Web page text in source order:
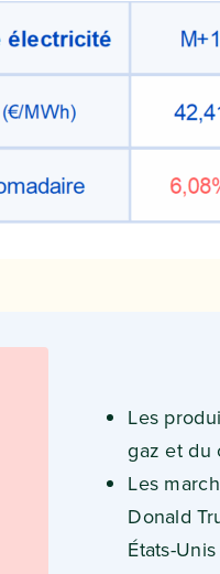
Les
gaz et du
Les
Donald
États-